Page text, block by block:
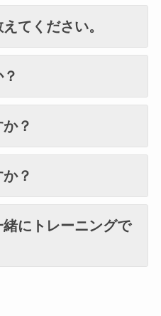
てください。
？
？
にトレーニングで